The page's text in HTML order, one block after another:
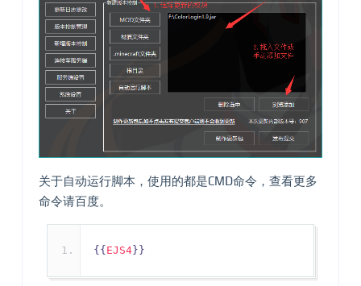
关于自动运行脚本，使用的都是CMD命令，查看更多
命令请百度。
{{EJS4}}